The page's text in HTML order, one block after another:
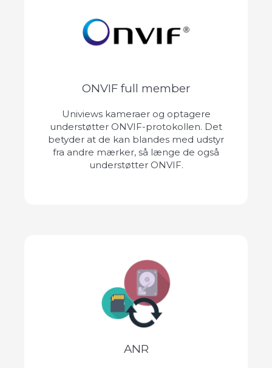
ONVIF full member
Univiews kameraer og optagere
understøtter ONVIF-protokollen. Det
betyder at de kan blandes med udstyr
fra andre mærker, så længe de også
understøtter ONVIF.
ANR